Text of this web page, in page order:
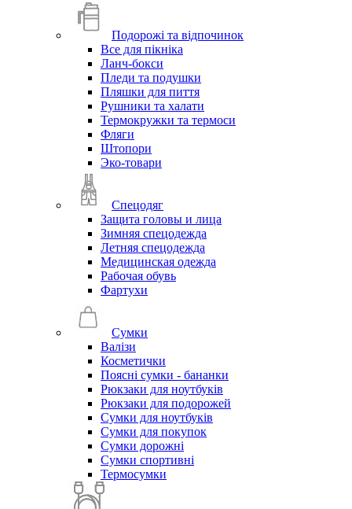
Подорожі та відпочинок
Все для пікніка
Ланч-бокси
Пледи та подушки
Пляшки для пиття
Рушники та халати
Термокружки та термоси
Фляги
Штопори
Эко-товари
Спецодяг
Защита головы и лица
Зимняя спецодежда
Летняя спецодежда
Медицинская одежда
Рабочая обувь
Фартухи
Сумки
Валізи
Косметички
Поясні сумки - бананки
Рюкзаки для ноутбуків
Рюкзаки для подорожей
Сумки для ноутбуків
Сумки для покупок
Сумки дорожні
Сумки спортивні
Термосумки